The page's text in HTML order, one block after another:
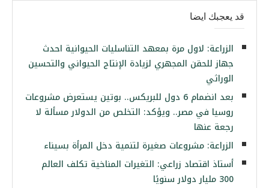
قد يعجبك ايضا
الزراعة: لاول مرة بمعهد التناسليات الحيوانية احدث
جهاز للحقن المجهري لزيادة الإنتاج الحيواني والتحسين
الوراثي
بعد انضمام 6 دول للبريكس.. بوتين يستعرض مشروعات
روسيا في مصر.. ويؤكد: التخلص من الدولار مسألة لا
رجعة عنها
الزراعة: مشروعات صغيرة لتنمية دخل المرأة بسيناء
أستاذ اقتصاد زراعي: التغيرات المناخية تكلف العالم
300 مليار دولار سنويًا